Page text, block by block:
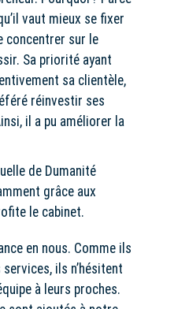
vaut mieux se fixer
concentrer sur le
Sa priorité ayant
sa clientèle,
réinvestir ses
il a pu améliorer la
de Dumanité
grâce aux
le cabinet.
en nous. Comme ils
ils n’hésitent
à leurs proches.